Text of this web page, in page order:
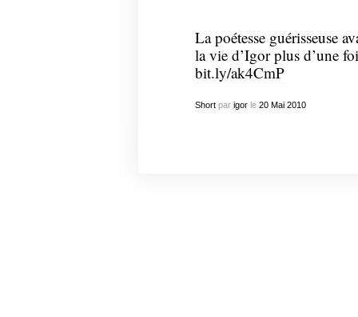
La poétesse guérisseuse
la vie d’Igor plus d’une
bit.ly/ak4CmP
Shortpar igorle 20 Mai 2010